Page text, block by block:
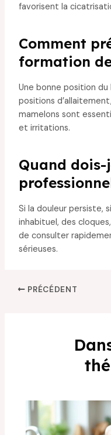
favorisent la
Comment
formation
Une bonne position
positions
mamelons sont
et irritations.
Quand
Si la douleur persiste,
inhabituel, des
de consulter
sérieuses.
PRÉCÉDENT